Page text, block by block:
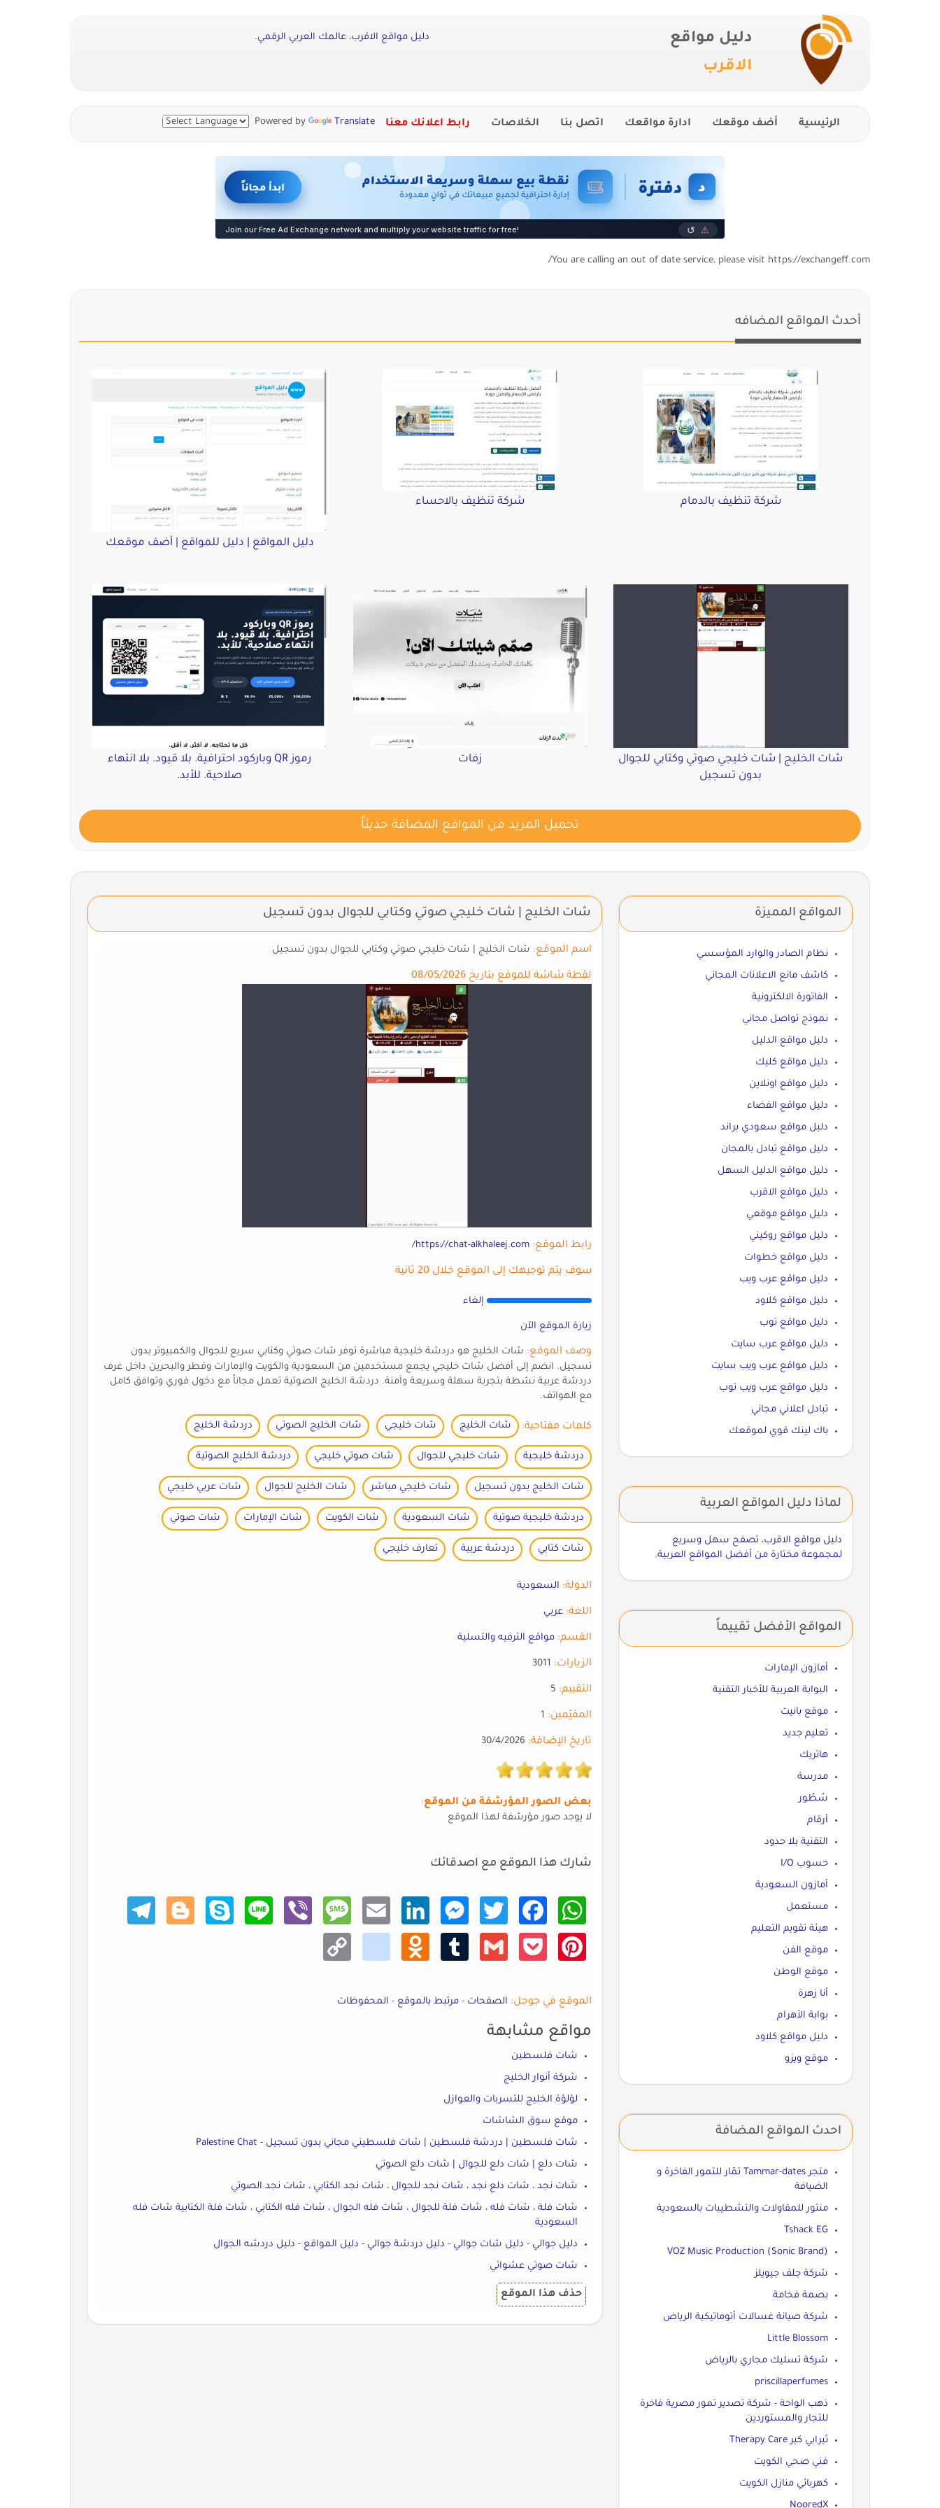
دليل مواقع
الاقرب
دليل مواقع الاقرب، عالمك العربي الرقمي.
الرئيسية أضف موقعك ادارة مواقعك اتصل بنا الخلاصات رابط اعلانك معنا Powered by Translate
You are calling an out of date service, please visit https://exchangeff.com/
أحدث المواقع المضافه
شركة تنظيف بالدمام شركة تنظيف بالاحساء
دليل المواقع | دليل للمواقع | أضف موقعك
شات الخليج | شات خليجي صوتي وكتابي للجوال
بدون تسجيل
زفات
رموز QR وباركود احترافية. بلا قيود. بلا انتهاء
صلاحية. للأبد.
تحميل المزيد من المواقع المضافة حديثاً
شات الخليج | شات خليجي صوتي وكتابي للجوال بدون تسجيل
اسم الموقع: شات الخليج | شات خليجي صوتي وكتابي للجوال بدون تسجيل
لقطة شاشة للموقع بتاريخ 08/05/2026
رابط الموقع: https://chat-alkhaleej.com/
سوف يتم توجيهك إلى الموقع خلال 20 ثانية
إلغاء
زيارة الموقع الآن
وصف الموقع: شات الخليج هو دردشة خليجية مباشرة توفر شات صوتي وكتابي سريع للجوال والكمبيوتر بدون
تسجيل. انضم إلى أفضل شات خليجي يجمع مستخدمين من السعودية والكويت والإمارات وقطر والبحرين داخل غرف
دردشة عربية نشطة بتجربة سهلة وسريعة وآمنة. دردشة الخليج الصوتية تعمل مجاناً مع دخول فوري وتوافق كامل
مع الهواتف.
كلمات مفتاحية: شات الخليج شات خليجي شات الخليج الصوتي دردشة الخليج
دردشة خليجية شات خليجي للجوال شات صوتي خليجي دردشة الخليج الصوتية
شات الخليج بدون تسجيل شات خليجي مباشر شات الخليج للجوال شات عربي خليجي
دردشة خليجية صوتية شات السعودية شات الكويت شات الإمارات شات صوتي
شات كتابي دردشة عربية تعارف خليجي
الدولة: السعودية
اللغة: عربي
القسم: مواقع الترفيه والتسلية
الزيارات:
التقييم:
المقيّمين:
تاريخ الإضافة:
بعض الصور المؤرشفة من الموقع:
لا يوجد صور مؤرشفة لهذا الموقع
شارك هذا الموقع مع اصدقائك
What
sApp
Faceb
ook
Twitt
er
Mess
enger
Linke
dIn
Email
Mess
age
Viber
Line
Skype
Blogg
er
Teleg
ram
Pinte
rest
Pocke
Gmail
Tumb
Odno
klass
niki
Copy
Link
الموقع في جوجل: الصفحات - مرتبط بالموقع - المحفوظات
مواقع مشابهة
شات فلسطين
شركة أنوار الخليج
لؤلؤة الخليج للتسربات والعوازل
موقع سوق الشاشات
شات فلسطين | دردشة فلسطين | شات فلسطيني مجاني بدون تسجيل - Palestine Chat
شات دلع | شات دلع للجوال | شات دلع الصوتي
شات نجد ، شات دلع نجد ، شات نجد للجوال ، شات نجد الكتابي ، شات نجد الصوتي
شات فلة ، شات فله ، شات فلة للجوال ، شات فله الجوال ، شات فله الكتابي ، شات فلة الكتابية شات فله
السعودية
دليل جوالي - دليل شات جوالي - دليل دردشة جوالي - دليل المواقع - دليل دردشه الجوال
شات صوتي عشوائي
حذف هذا الموقع
المواقع المميزة
نظام الصادر والوارد المؤسسي
كاشف مانع الاعلانات المجاني
الفاتورة الالكترونية
نموذج تواصل مجاني
دليل مواقع الدليل
دليل مواقع كليك
دليل مواقع اونلاين
دليل مواقع الفضاء
دليل مواقع سعودي براند
دليل مواقع تبادل بالمجان
دليل مواقع الدليل السهل
دليل مواقع الاقرب
دليل مواقع موقعي
دليل مواقع روكيني
دليل مواقع خطوات
دليل مواقع عرب ويب
دليل مواقع كلاود
دليل مواقع توب
دليل مواقع عرب سايت
دليل مواقع عرب ويب سايت
دليل مواقع عرب ويب توب
تبادل اعلاني مجاني
باك لينك قوي لموقعك
لماذا دليل المواقع العربية
دليل مواقع الاقرب، تصفح سهل وسريع
لمجموعة مختارة من أفضل المواقع العربية.
المواقع الأفضل تقييماً
أمازون الإمارات
البوابة العربية للأخبار التقنية
موقع بانيت
تعليم جديد
هاتريك
مدرسة
سُطُور
أرقام
التقنية بلا حدود
حسوب I/O
أمازون السعودية
مستعمل
هيئة تقويم التعليم
موقع الفن
موقع الوطن
أنا زهرة
بوابة الأهرام
دليل مواقع كلاود
موقع ويزو
احدث المواقع المضافة
متجر Tammar-dates تمّار للتمور الفاخرة و
الضيافة
منتور للمقاولات والتشطيبات بالسعودية
Tshack EG
VOZ Music Production (Sonic Brand)
شركة جلف جيويلز
بصمة فخامة
شركة صيانة غسالات أتوماتيكية الرياض
Little Blossom
شركة تسليك مجاري بالرياض
priscillaperfumes
ذهب الواحة - شركة تصدير تمور مصرية فاخرة
للتجار والمستوردين
ثيرابي كير Therapy Care
فني صحي الكويت
كهربائي منازل الكويت
NooredX